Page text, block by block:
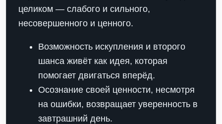
целиком — слабого и сильного,
несовершенного и ценного.
Возможность искупления и второго
шанса живёт как идея, которая
помогает двигаться вперёд.
Осознание своей ценности, несмотря
на ошибки, возвращает уверенность в
завтрашний день.